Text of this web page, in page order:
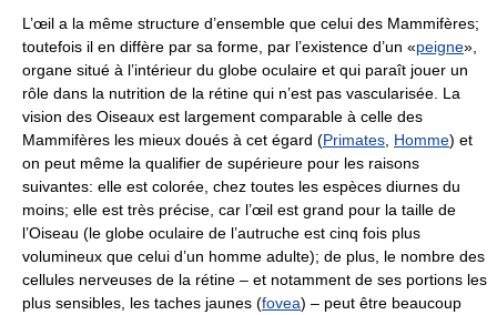
L’œil a la même structure d’ensemble que celui des Mammifères;
toutefois il en diffère par sa forme, par l’existence d’un «peigne»,
organe situé à l’intérieur du globe oculaire et qui paraît jouer un
rôle dans la nutrition de la rétine qui n’est pas vascularisée. La
vision des Oiseaux est largement comparable à celle des
Mammifères les mieux doués à cet égard (Primates Homme) et
on peut même la qualifier de supérieure pour les raisons
suivantes: elle est colorée, chez toutes les espèces diurnes du
moins; elle est très précise, car l’œil est grand pour la taille de
l’Oiseau (le globe oculaire de l’autruche est cinq fois plus
volumineux que celui d’un homme adulte); de plus, le nombre des
cellules nerveuses de la rétine – et notamment de ses portions les
plus sensibles, les taches jaunes (fovea) – peut être beaucoup